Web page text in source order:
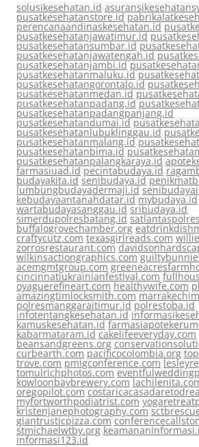
solusikesehatan.id
pusatkesehatanstore.id
perencanaandinaskesehatan.id
pusatkesehatanjawatimur.id
pusatkesehatansumbar.id
pusatkesehatanjawatengah.id
pusatkesehatanjambi.id
pusatkesehatanmaluku.id
pusatkesehatangorontalo.id
pusatkesehatanmedan.id
pusatkesehatanpadang.id
pusatkesehatanpadangpanjang.id
pusatkesehatandumai.id
pusatkesehatanlubuklinggau.id
pusatkesehatanmalang.id
pusatkesehatanbima.id
pusatkesehatanpalangkaraya.id
farmasiuad.id pecintabudaya.id
budayakita.id senibudaya.id
lumbungbudayadermaji.id
kebudayaantanahdatar.id mybudaya.id
wartabudayasanggau.id sribudaya.id
simerdupolresbatang.id
buffalogrovechamber.org
craftycutz.com texasgirlreads.com
zorrosrestaurant.com
wilkinsactiongraphics.com
acemgmtgroup.com
cincinnatiukrainianfestival.com
oyaguerefineart.com healthywife.com
amazingtimlocksmith.com
polresmanggaraitimur.id polrestoba.id
infotentangkesehatan.id
kamuskesehatan.id
kabarmataram.id cakelifeeveryday.com
beansandgreens.org
curbearth.com pacificocolombia.org
trove.com pmigconference.com
tomulrichphotos.com
kowloonbaybrewery.com
oregopilot.com
myfortworthpodiatrist.com
kristenjanephotography.com
giantrusticpizza.com
stmichaelwtby.org
informasi123.id